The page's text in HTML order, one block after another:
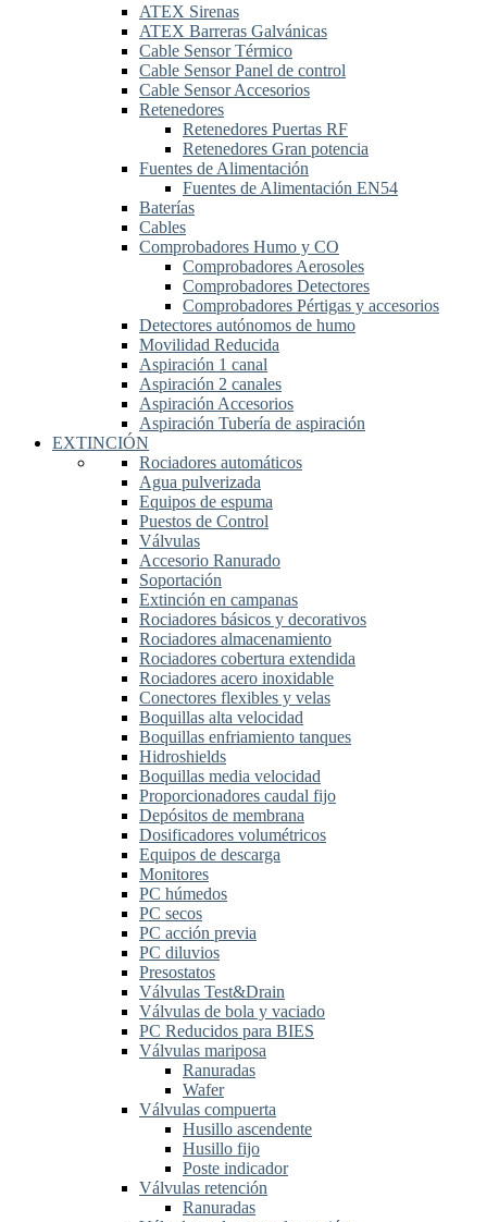
ATEX Sirenas
ATEX Barreras Galvánicas
Cable Sensor Térmico
Cable Sensor Panel de control
Cable Sensor Accesorios
Retenedores
Retenedores Puertas RF
Retenedores Gran potencia
Fuentes de Alimentación
Fuentes de Alimentación EN54
Baterías
Cables
Comprobadores Humo y CO
Comprobadores Aerosoles
Comprobadores Detectores
Comprobadores Pértigas y accesorios
Detectores autónomos de humo
Movilidad Reducida
Aspiración 1 canal
Aspiración 2 canales
Aspiración Accesorios
Aspiración Tubería de aspiración
EXTINCIÓN
Rociadores automáticos
Agua pulverizada
Equipos de espuma
Puestos de Control
Válvulas
Accesorio Ranurado
Soportación
Extinción en campanas
Rociadores básicos y decorativos
Rociadores almacenamiento
Rociadores cobertura extendida
Rociadores acero inoxidable
Conectores flexibles y velas
Boquillas alta velocidad
Boquillas enfriamiento tanques
Hidroshields
Boquillas media velocidad
Proporcionadores caudal fijo
Depósitos de membrana
Dosificadores volumétricos
Equipos de descarga
Monitores
PC húmedos
PC secos
PC acción previa
PC diluvios
Presostatos
Válvulas Test&Drain
Válvulas de bola y vaciado
PC Reducidos para BIES
Válvulas mariposa
Ranuradas
Wafer
Válvulas compuerta
Husillo ascendente
Husillo fijo
Poste indicador
Válvulas retención
Ranuradas